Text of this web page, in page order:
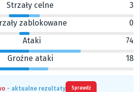
Strzały celne
3
zablokowane
0
Ataki
74
Groźne ataki 18
- aktualne rezultaty Sprawdź